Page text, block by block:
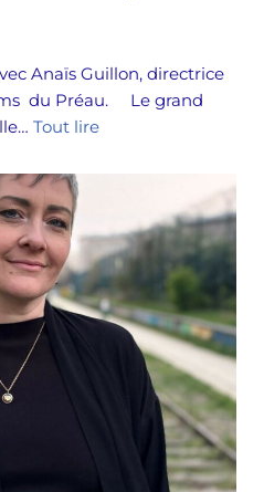
Anaïs Guillon, directrice
du Préau. Le grand
Tout lire